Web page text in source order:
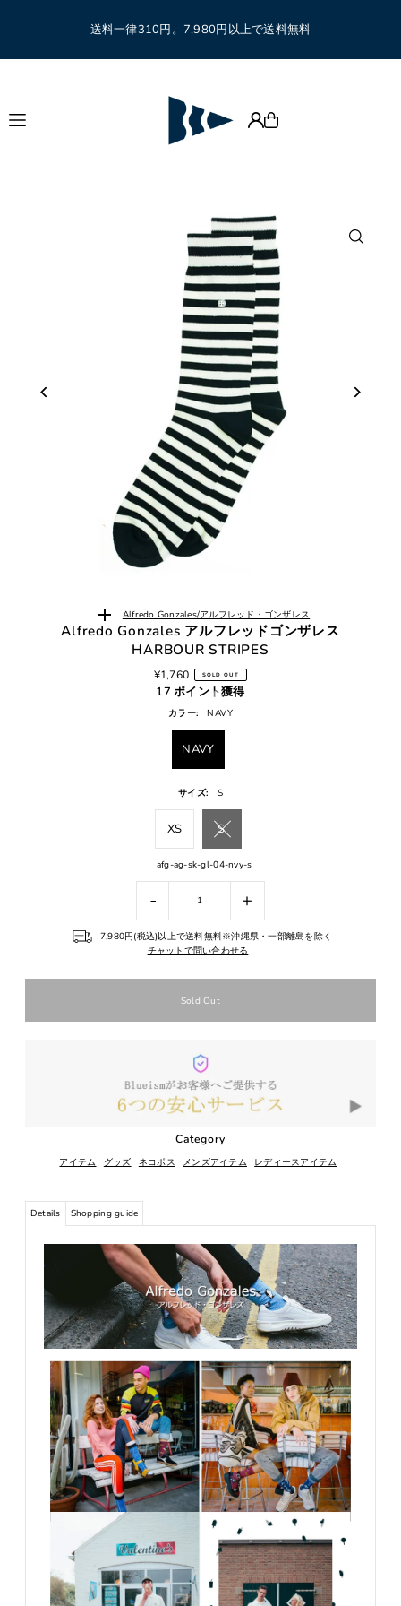
Translation missing: ja.accessibility.skip_to_text
送料一律310円。7,980円以上で送料無料
Alfredo Gonzales/アルフレッド・ゴンザレス
Alfredo Gonzales アルフレッドゴンザレス
HARBOUR STRIPES
¥1,760 SOLD OUT
17 ポイント獲得
カラー: NAVY
NAVY
サイズ: S
XS S
afg-ag-sk-gl-04-nvy-s
- +
7,980円(税込)以上で送料無料※沖縄県・一部離島を除く
チャットで問い合わせる
Category
アイテム グッズ ネコポス メンズアイテム レディースアイテム
Details Shopping guide